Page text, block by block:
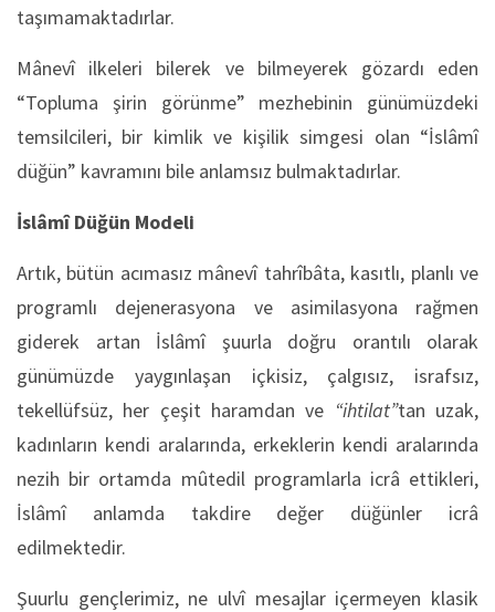
taşımamaktadırlar.
Mânevî ilkeleri bilerek ve bilmeyerek gözardı eden
“Topluma şirin görünme” mezhebinin günümüzdeki
temsilcileri, bir kimlik ve kişilik simgesi olan “İslâmî
düğün” kavramını bile anlamsız bulmaktadırlar.
İslâmî Düğün Modeli
Artık, bütün acımasız mânevî tahrîbâta, kasıtlı, planlı ve
programlı dejenerasyona ve asimilasyona rağmen
giderek artan İslâmî şuurla doğru orantılı olarak
günümüzde yaygınlaşan içkisiz, çalgısız, israfsız,
tekellüfsüz, her çeşit haramdan ve “ihtilat”tan uzak,
kadınların kendi aralarında, erkeklerin kendi aralarında
nezih bir ortamda mûtedil programlarla icrâ ettikleri,
İslâmî anlamda takdire değer düğünler icrâ
edilmektedir.
Şuurlu gençlerimiz, ne ulvî mesajlar içermeyen klasik